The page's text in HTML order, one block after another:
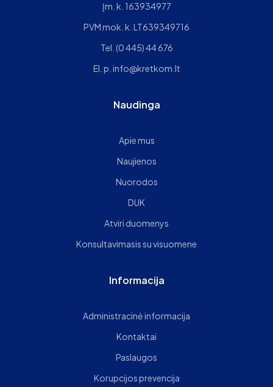
Įm. k. 163934977
PVM mok. k. LT639349716
Tel. (0 445) 44 676
El. p. info@kretkom.lt
Naudinga
Apie mus
Naujienos
Nuorodos
DUK
Atviri duomenys
Konsultavimasis su visuomene
Informacija
Administracinė informacija
Kontaktai
Paslaugos
Korupcijos prevencija